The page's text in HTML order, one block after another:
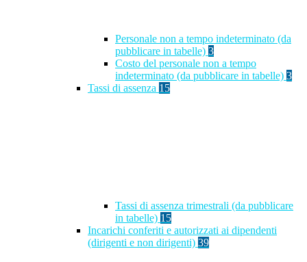
Personale non a tempo indeterminato (da
pubblicare in tabelle) 3
Costo del personale non a tempo
indeterminato (da pubblicare in tabelle) 3
Tassi di assenza 15
Tassi di assenza trimestrali (da pubblicare
in tabelle) 15
Incarichi conferiti e autorizzati ai dipendenti
(dirigenti e non dirigenti) 39